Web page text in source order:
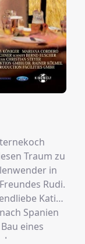
Traum zu
in
Rudi.
Kati
Spanien
eines